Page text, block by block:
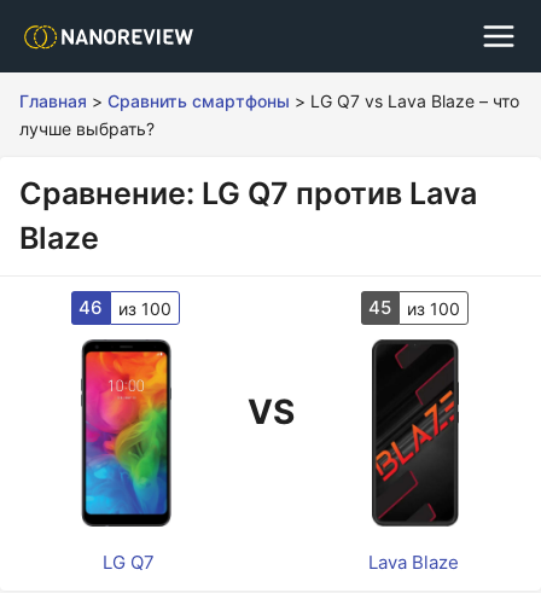
Главная > Сравнить смартфоны > LG Q7 vs Lava Blaze – что
лучше выбрать?
Сравнение: LG Q7 против Lava
Blaze
46 из 100
VS
45 из 100
LG Q7 Lava Blaze